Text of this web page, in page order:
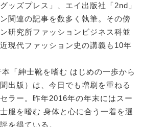
ッズプレス」、エイ出版社「2nd」
関連の記事を数多く執筆。その傍
研究所ファッションビジネス科並
現代ファッション史の講義も10年
「紳士靴を嗜む はじめの一歩から
出版）は、今日でも増刷を重ねる
ラー。昨年2016年の年末にはスー
服を嗜む 身体と心に合う一着を選
を得ている。